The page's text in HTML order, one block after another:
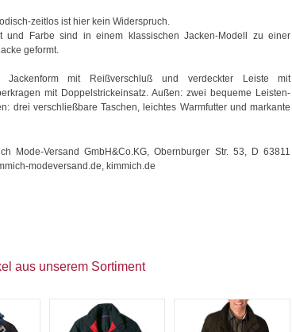
zeitlos ist hier kein Widerspruch.
und Farbe sind in einem klassischen Jacken-Modell zu einer
geformt.
Jackenform mit Reißverschluß und verdeckter Leiste mit
mit Doppelstrickeinsatz. Außen: zwei bequeme Leisten-
drei verschließbare Taschen, leichtes Warmfutter und markante
Mode-Versand GmbH&Co.KG, Obernburger Str. 53, D 63811
modeversand.de, kimmich.de
aus unserem Sortiment